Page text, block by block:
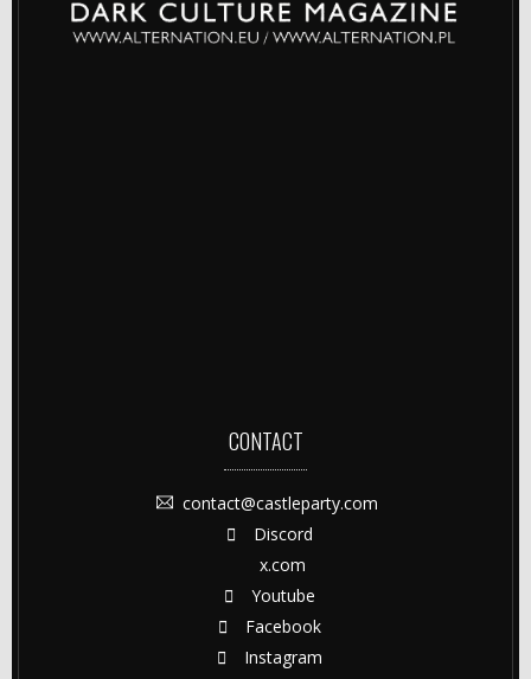
CONTACT
contact@castleparty.com
Discord
x.com
Youtube
Facebook
Instagram